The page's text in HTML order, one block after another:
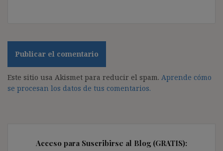
Este sitio usa Akismet para reducir el spam. Aprende cómo
se procesan los datos de tus comentarios.
Acceso para Suscribirse al Blog (GRATIS):